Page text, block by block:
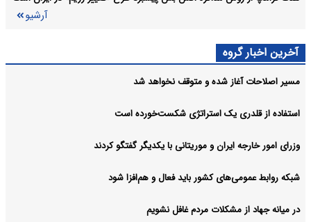
آرشیو
آخرین اخبار گروه
مسیر اصلاحات آغاز شده و متوقف نخواهد شد
استفاده از قلدری یک استراتژی شکست‌خورده است
وزرای امور خارجه ایران و موریتانی با یکدیگر گفتگو کردند
شبکه روابط عمومی‌های کشور باید فعال و هم‌افزا شود
در میانه جهاد از مشکلات مردم غافل نشویم